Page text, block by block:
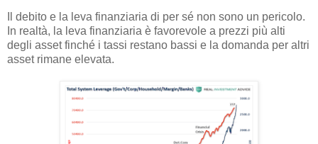
Il debito e la leva finanziaria di per sé non sono un pericolo.
In realtà, la leva finanziaria è favorevole a prezzi più alti
degli asset finché i tassi restano bassi e la domanda per altri
asset rimane elevata.